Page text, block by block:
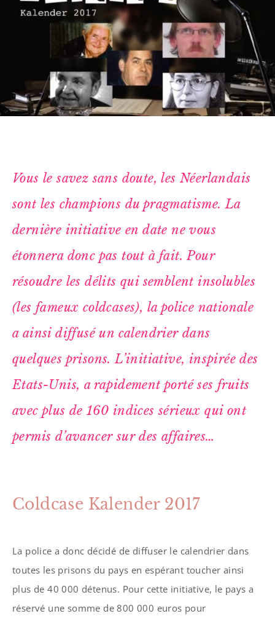
Vous le savez sans doute, les Néerlandais
sont les champions du pragmatisme. La
dernière initiative en date ne vous
étonnera donc pas tout à fait. Pour
résoudre les délits qui semblent insolubles
(les fameux coldcases), la police nationale
a ainsi diffusé un calendrier dans
quelques prisons. L’initiative, inspirée des
Etats-Unis, a rapidement porté ses fruits
avec plus de 160 indices sérieux qui ont
permis d’avancer sur des affaires…
Coldcase Kalender 2017
La police a donc décidé de diffuser le calendrier dans
toutes les prisons du pays en espérant toucher ainsi
plus de 40 000 détenus. Pour cette initiative, le pays a
réservé une somme de 800 000 euros pour